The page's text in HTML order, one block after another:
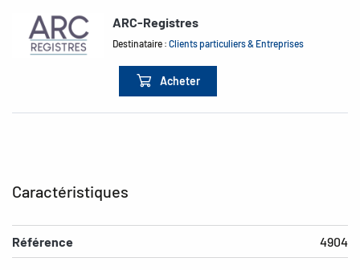
ARC-Registres
Destinataire :Clients particuliers & Entreprises
Acheter
Caractéristiques
Référence 4904